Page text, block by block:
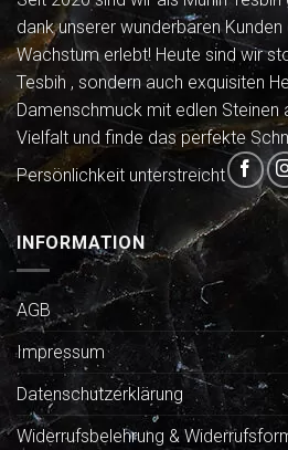
dank unserer wunderbaren
Wachstum erlebt! Heute sind wir
Tesbih , sondern auch exquisiten
Damenschmuck mit edlen Steinen
Vielfalt und finde das perfekte
Persönlichkeit unterstreicht
INFORMATION
AGB
Impressum
Datenschutzerklärung
Widerrufsbelehrung &